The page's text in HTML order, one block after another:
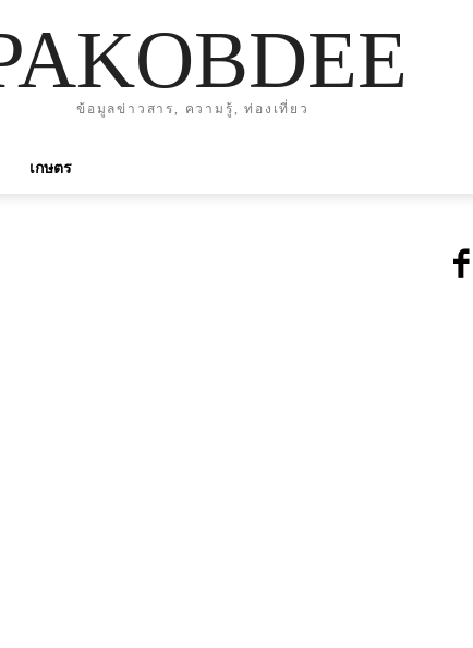
ข้อมูลข่าวสาร, ความรู้, ท่องเที่ยว
เกษตร